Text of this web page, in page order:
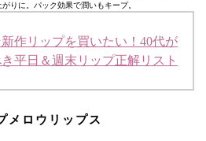
りに。パック効果で潤いもキープ。
作リップを買いたい！40代が
平日＆週末リップ正解リスト
メロウリップス